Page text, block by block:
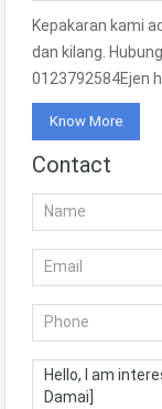
Kepakaran kami
dan kilang.
0123792584Ejen
Know More
Contact